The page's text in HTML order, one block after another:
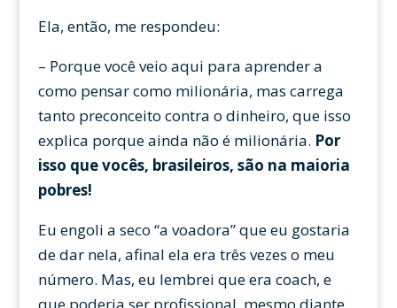
Ela, então, me respondeu:
– Porque você veio aqui para aprender a
como pensar como milionária, mas carrega
tanto preconceito contra o dinheiro, que isso
explica porque ainda não é milionária. Por
isso que vocês, brasileiros, são na maioria
pobres!
Eu engoli a seco “a voadora” que eu gostaria
de dar nela, afinal ela era três vezes o meu
número. Mas, eu lembrei que era coach, e
que poderia ser profissional, mesmo diante